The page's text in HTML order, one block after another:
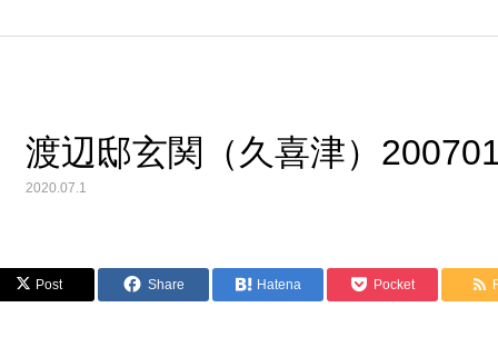
渡辺邸玄関（久喜津）
2020.07.1
Post Share Hatena Pocket